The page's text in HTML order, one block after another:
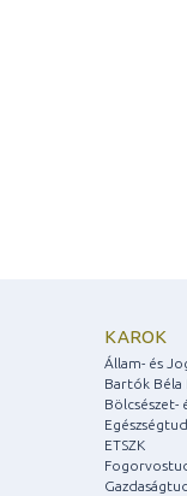
KAROK
Állam- és
Bartók Béla
Bölcsészet-
ETSZK